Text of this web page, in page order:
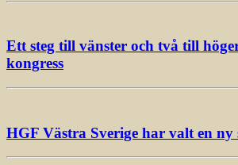
Ett steg till vänster och två till
kongress
HGF Västra Sverige har valt en ny